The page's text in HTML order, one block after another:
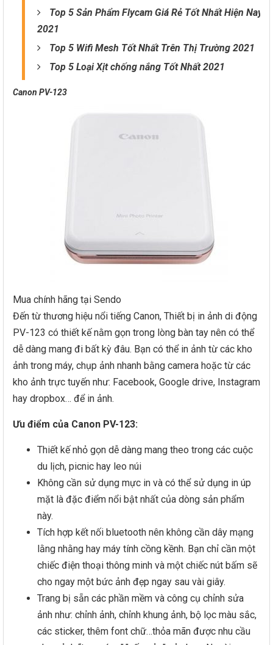
Top 5 Sản Phẩm Flycam Giá Rẻ Tốt Nhất Hiện Nay
2021
Top 5 Wifi Mesh Tốt Nhất Trên Thị Trường 2021
Top 5 Loại Xịt chống nắng Tốt Nhất 2021
Canon PV-123
Mua chính hãng tại Sendo
Đến từ thương hiệu nổi tiếng Canon, Thiết bị in ảnh di động
PV-123 có thiết kế nằm gọn trong lòng bàn tay nên có thể
dễ dàng mang đi bất kỳ đâu. Bạn có thể in ảnh từ các kho
ảnh trong máy, chụp ảnh nhanh bằng camera hoặc từ các
kho ảnh trực tuyến như: Facebook, Google drive, Instagram
hay dropbox… để in ảnh.
Ưu điểm của Canon PV-123:
Thiết kế nhỏ gọn dễ dàng mang theo trong các cuộc
du lịch, picnic hay leo núi
Không cần sử dụng mực in và có thể sử dụng in úp
mặt là đặc điểm nổi bật nhất của dòng sản phẩm
này.
Tích hợp kết nối bluetooth nên không cần dây mạng
lằng nhằng hay máy tính cồng kềnh. Bạn chỉ cần một
chiếc điện thoại thông minh và một chiếc nút bấm sẽ
cho ngay một bức ảnh đẹp ngay sau vài giây.
Trang bị sẵn các phần mềm và công cụ chỉnh sửa
ảnh như: chỉnh ảnh, chỉnh khung ảnh, bộ lọc màu sắc,
các sticker, thêm font chữ…thỏa mãn được nhu cầu